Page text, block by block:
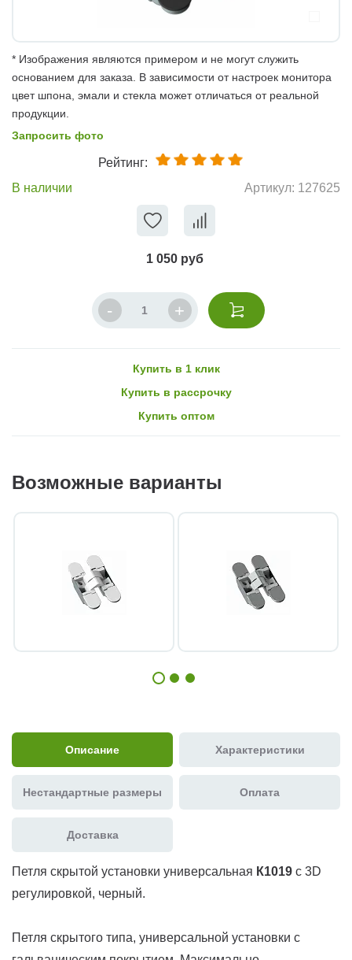
* Изображения являются примером и не могут служить
основанием для заказа. В зависимости от настроек монитора
цвет шпона, эмали и стекла может отличаться от реальной
продукции.
Запросить фото
Рейтинг:
В наличии
Артикул: 127625
1 050 руб
Купить в 1 клик
Купить в рассрочку
Купить оптом
Возможные варианты
Описание Характеристики
Нестандартные размеры Оплата
Доставка
Петля скрытой установки универсальная К1019 с 3D
регулировкой, черный.
Петля скрытого типа, универсальной установки с